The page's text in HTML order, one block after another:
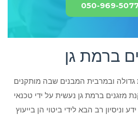
050-969-
ברמת גן
גדולה ובמרבית המבנים שבה מותקנים
מזגנים ברמת גן נעשית על ידי טכנאי
וניסיון רב הבא לידי ביטוי הן בייעוץ